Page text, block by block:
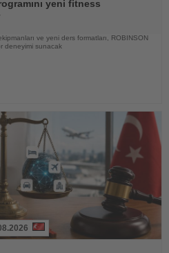
yeni fitness
ve yeni ders formatları, ROBINSON
deneyimi sunacak